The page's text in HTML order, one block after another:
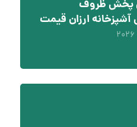
پخش ظروف
آشپزخانه ارزان قیمت